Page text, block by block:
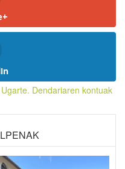
Dendariaren kontuak